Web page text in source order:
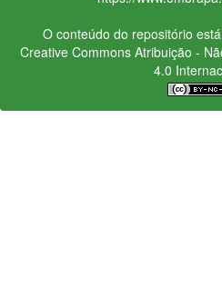
O conteúdo do repositório
Creative CommonsAtribuição -
4.0